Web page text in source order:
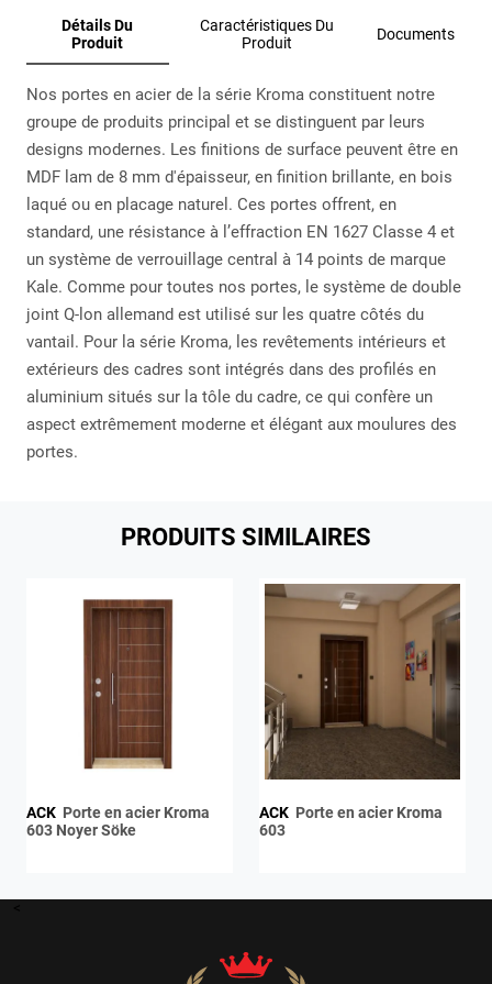
Détails Du
Produit
Caractéristiques Du
Produit
Documents
Nos portes en acier de la série Kroma constituent notre
groupe de produits principal et se distinguent par leurs
designs modernes. Les finitions de surface peuvent être en
MDF lam de 8 mm d'épaisseur, en finition brillante, en bois
laqué ou en placage naturel. Ces portes offrent, en
standard, une résistance à l’effraction EN 1627 Classe 4 et
un système de verrouillage central à 14 points de marque
Kale. Comme pour toutes nos portes, le système de double
joint Q-lon allemand est utilisé sur les quatre côtés du
vantail. Pour la série Kroma, les revêtements intérieurs et
extérieurs des cadres sont intégrés dans des profilés en
aluminium situés sur la tôle du cadre, ce qui confère un
aspect extrêmement moderne et élégant aux moulures des
portes.
PRODUITS SIMILAIRES
ACK
603 Noyer Söke
ACK
603